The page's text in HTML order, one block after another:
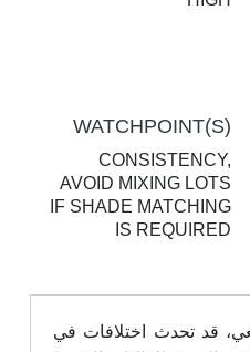
WATCHPOINT(S)
CONSISTENCY,
AVOID MIXING LOTS
IF SHADE MATCHING
IS REQUIRED
قد تحدث اختلافات في